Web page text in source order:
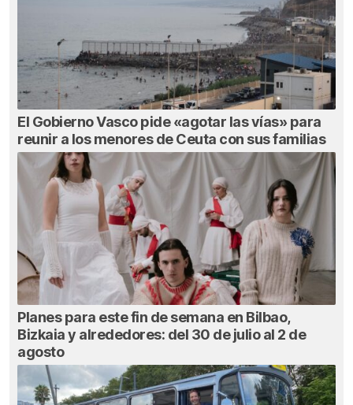
El Gobierno Vasco pide «agotar las vías» para
reunir a los menores de Ceuta con sus familias
Planes para este fin de semana en Bilbao,
Bizkaia y alrededores: del 30 de julio al 2 de
agosto